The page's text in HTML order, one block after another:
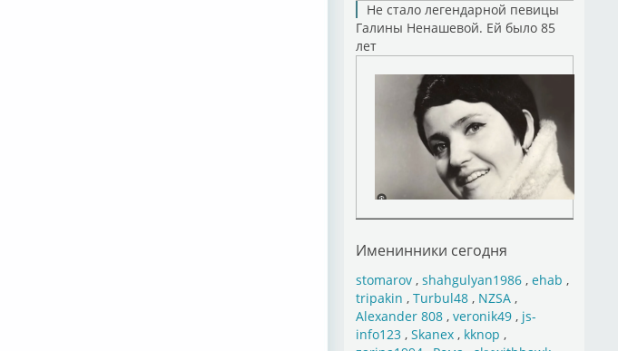
Не стало легендарной певицы
Галины Ненашевой. Ей было 85
лет
Именинники сегодня
stomarov, shahgulyan1986, ehab ,
tripakin , Turbul48, NZSA,
Alexander 808, veronik49, js-
info123, Skanex, kknop ,